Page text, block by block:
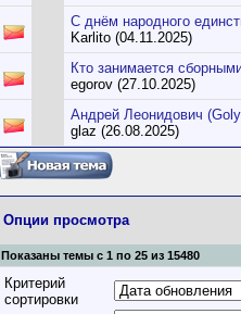
С днём народного
Karlito (04.11.2025)
Кто занимается
egorov (27.10.2025)
Андрей Леонидович
glaz (26.08.2025)
Опции просмотра
Показаны темы с 1 по 25 из 15480
Критерий
сортировки